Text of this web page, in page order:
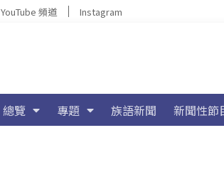
YouTube 頻道 Instagram
總覽 專題 族語新聞 新聞性節